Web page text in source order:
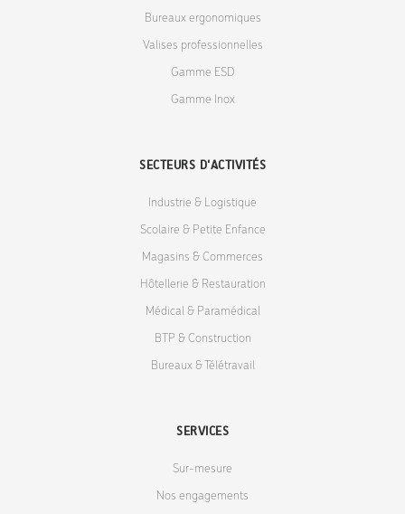
Bureaux ergonomiques
Valises professionnelles
Gamme ESD
Gamme Inox
SECTEURS D'ACTIVITÉS
Industrie & Logistique
Scolaire & Petite Enfance
Magasins & Commerces
Hôtellerie & Restauration
Médical & Paramédical
BTP & Construction
Bureaux & Télétravail
SERVICES
Sur-mesure
Nos engagements